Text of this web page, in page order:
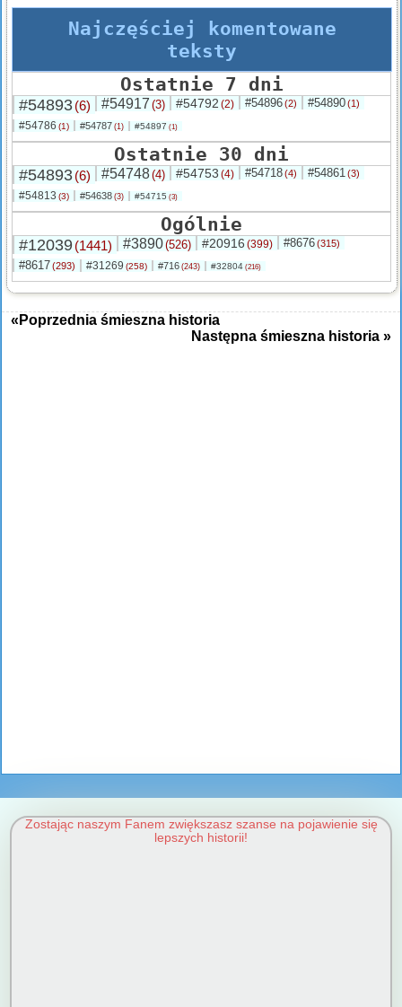
Najczęściej komentowane
teksty
Ostatnie 7 dni
#54893(6) #54917 (3) #54792 (2) #54896(2) #54890(1)
#54786 (1) #54787 (1) #54897 (1)
Ostatnie 30 dni
#54893(6) #54748(4) #54753 (4) #54718(4) #54861(3)
#54813 (3) #54638 (3) #54715 (3)
Ogólnie
#12039(1441) #3890(526) #20916 (399) #8676(315)
#8617(293) #31269 (258) #716 (243) #32804 (216)
«Poprzednia śmieszna historia
Następna śmieszna historia »
Zostając naszym Fanem zwiększasz szanse na pojawienie się
lepszych historii!